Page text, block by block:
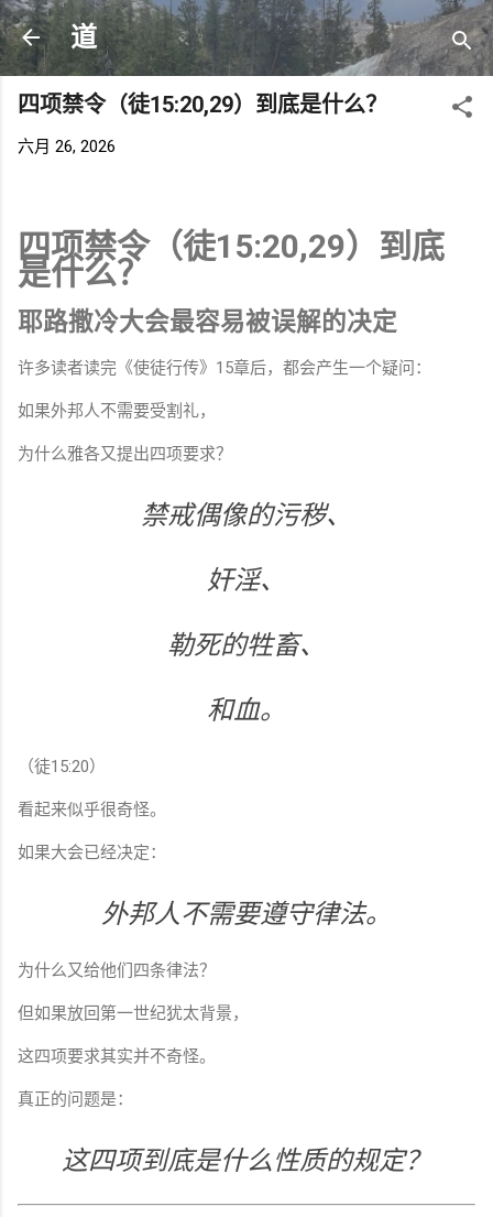
跳至主要内容
道
四项禁令（徒15:20,29）到底是什么？
六月 26, 2026
四项禁令（徒15:20,29）到底
是什么？
耶路撒冷大会最容易被误解的决定
许多读者读完《使徒行传》15章后，都会产生一个疑问：
如果外邦人不需要受割礼，
为什么雅各又提出四项要求？
禁戒偶像的污秽、
奸淫、
勒死的牲畜、
和血。
（徒15:20）
看起来似乎很奇怪。
如果大会已经决定：
外邦人不需要遵守律法。
为什么又给他们四条律法？
但如果放回第一世纪犹太背景，
这四项要求其实并不奇怪。
真正的问题是：
这四项到底是什么性质的规定？